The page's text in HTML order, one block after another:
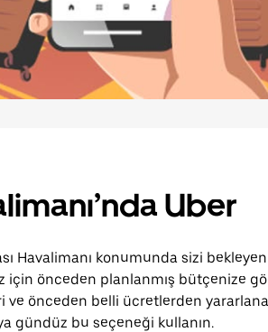
Uber
Havalimanı konumunda sizi
için önceden planlanmış bütçenize
ve önceden belli ücretlerden
gündüz bu seçeneği kullanın.